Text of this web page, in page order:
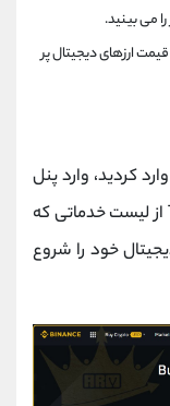
می بینید.
ارزهای دیجیتال پر
کردید، وارد پنل
کاربری خود شوید، با انتخاب گزینه TARDE از لیست خدماتی که
خود را شروع